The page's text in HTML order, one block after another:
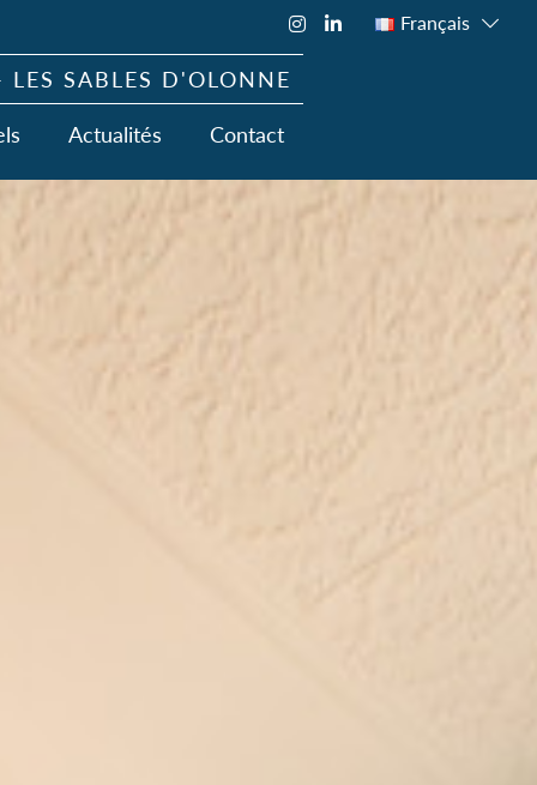
Instagram
LinkedInFrançais
SABLES D'OLONNE
Actualités Contact